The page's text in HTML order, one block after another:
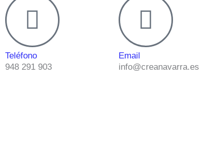
Teléfono
948 291 903
Email
info@creanavarra.es